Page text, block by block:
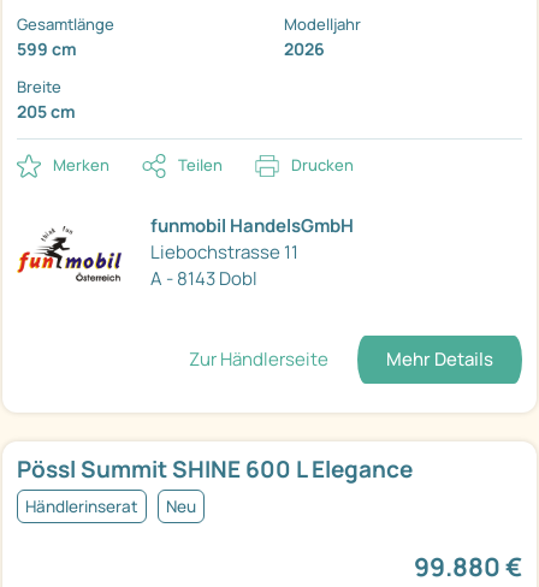
Gesamtlänge
599 cm
Modelljahr
2026
Breite
205 cm
Merken Teilen Drucken
funmobil HandelsGmbH
Liebochstrasse 11
A - 8143 Dobl
Zur Händlerseite Mehr Details
Pössl Summit SHINE 600 L Elegance
Händlerinserat Neu
99.880 €